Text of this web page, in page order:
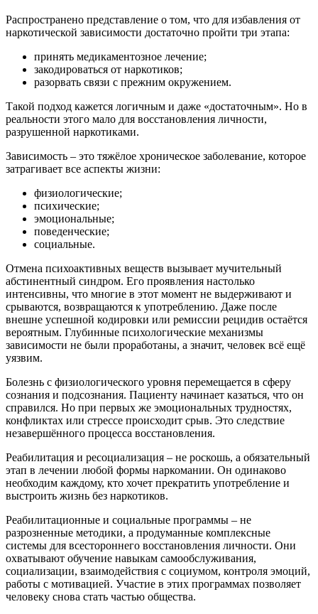
Распространено представление о том, что для избавления от
наркотической зависимости достаточно пройти три этапа:
принять медикаментозное лечение;
закодироваться от наркотиков;
разорвать связи с прежним окружением.
Такой подход кажется логичным и даже «достаточным». Но в
реальности этого мало для восстановления личности,
разрушенной наркотиками.
Зависимость – это тяжёлое хроническое заболевание, которое
затрагивает все аспекты жизни:
физиологические;
психические;
эмоциональные;
поведенческие;
социальные.
Отмена психоактивных веществ вызывает мучительный
абстинентный синдром. Его проявления настолько
интенсивны, что многие в этот момент не выдерживают и
срываются, возвращаются к употреблению. Даже после
внешне успешной кодировки или ремиссии рецидив остаётся
вероятным. Глубинные психологические механизмы
зависимости не были проработаны, а значит, человек всё ещё
уязвим.
Болезнь с физиологического уровня перемещается в сферу
сознания и подсознания. Пациенту начинает казаться, что он
справился. Но при первых же эмоциональных трудностях,
конфликтах или стрессе происходит срыв. Это следствие
незавершённого процесса восстановления.
Реабилитация и ресоциализация – не роскошь, а обязательный
этап в лечении любой формы наркомании. Он одинаково
необходим каждому, кто хочет прекратить употребление и
выстроить жизнь без наркотиков.
Реабилитационные и социальные программы – не
разрозненные методики, а продуманные комплексные
системы для всестороннего восстановления личности. Они
охватывают обучение навыкам самообслуживания,
социализации, взаимодействия с социумом, контроля эмоций,
работы с мотивацией. Участие в этих программах позволяет
человеку снова стать частью общества.